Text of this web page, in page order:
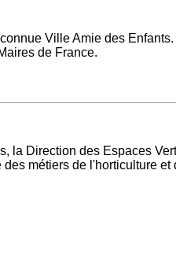
Ville Amie des
de France.
la Direction des Espaces
métiers de l'horticulture et